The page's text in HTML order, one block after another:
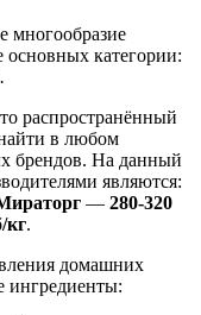
многообразие
категории:
распространённый
в любом
брендов. На данный
являются:
— 280-320
кг.
домашних
ингредиенты: